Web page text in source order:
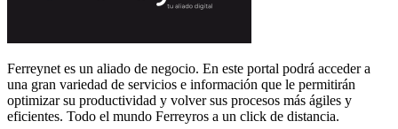
Ferreynet es un aliado de negocio. En este portal podrá acceder a
una gran variedad de servicios e información que le permitirán
optimizar su productividad y volver sus procesos más ágiles y
eficientes. Todo el mundo Ferreyros a un click de distancia.